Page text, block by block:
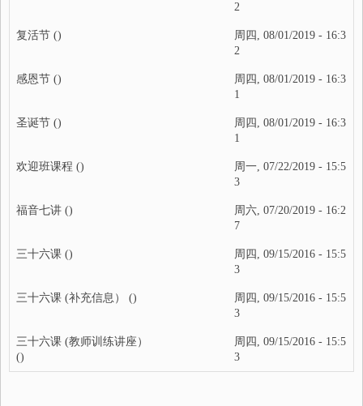
2
复活节 ()
周四, 08/01/2019 - 16:3
2
感恩节 ()
周四, 08/01/2019 - 16:3
1
圣诞节 ()
周四, 08/01/2019 - 16:3
1
欢迎班课程 ()
周一, 07/22/2019 - 15:5
3
福音七讲 ()
周六, 07/20/2019 - 16:2
7
三十六课 ()
周四, 09/15/2016 - 15:5
3
三十六课 (补充信息） ()
周四, 09/15/2016 - 15:5
3
三十六课 (教师训练讲座）
()
周四, 09/15/2016 - 15:5
3